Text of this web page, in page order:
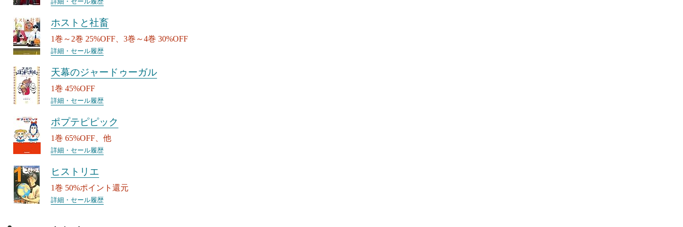
詳細・セール履歴
ホストと社畜
1巻～2巻 25%OFF、3巻～4巻 30%OFF
詳細・セール履歴
天幕のジャードゥーガル
1巻 45%OFF
詳細・セール履歴
ポプテピピック
1巻 65%OFF、他
詳細・セール履歴
ヒストリエ
1巻 50%ポイント還元
詳細・セール履歴